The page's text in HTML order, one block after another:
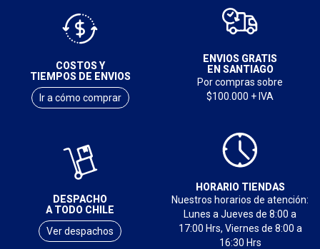
COSTOS Y
TIEMPOS DE ENVIOS
Ir a cómo comprar
ENVIOS GRATIS
EN SANTIAGO
Por compras sobre
$100.000 + IVA
DESPACHO
A TODO CHILE
Ver despachos
HORARIO TIENDAS
Nuestros horarios de atención:
Lunes a Jueves de 8:00 a
17:00 Hrs, Viernes de 8:00 a
16:30 Hrs